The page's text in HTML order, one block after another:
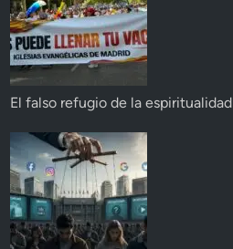
El falso refugio de la espiritualidad